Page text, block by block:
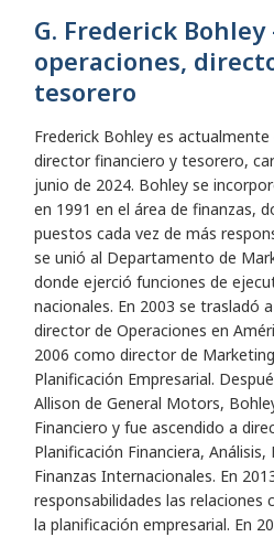
G. Frederick
operaciones,
tesorero
Frederick Bohley es
director financiero y tesorero,
junio de 2024. Bohley se
en 1991 en el área de finanzas,
puestos cada vez de más
se unió al Departamento de
donde ejerció funciones de
nacionales. En 2003 se trasladó
director de Operaciones en
2006 como director de
Planificación Empresarial.
Allison de General Motors,
Financiero y fue ascendido a
Planificación Financiera,
Finanzas Internacionales. En
responsabilidades las relaciones
la planificación empresarial. En